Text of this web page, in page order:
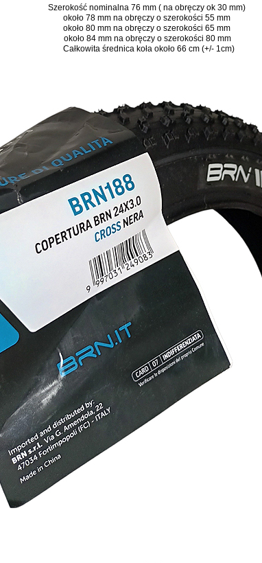
Szerokość nominalna 76 mm ( na obręczy ok 30 mm)
około 78 mm na obręczy o szerokości 55 mm
około 80 mm na obręczy o szerokości 65 mm
około 84 mm na obręczy o szerokości 80 mm
Całkowita średnica koła około 66 cm (+/- 1cm)